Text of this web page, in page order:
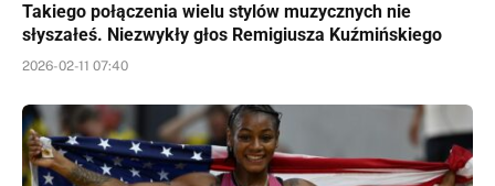
Takiego połączenia wielu stylów muzycznych nie
słyszałeś. Niezwykły głos Remigiusza Kuźmińskiego
2026-02-11 07:40